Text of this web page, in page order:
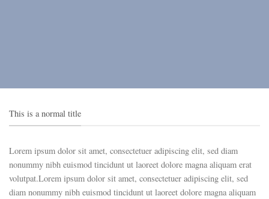
This is a normal title
Lorem ipsum dolor sit amet, consectetuer adipiscing elit, sed diam
nonummy nibh euismod tincidunt ut laoreet dolore magna aliquam erat
volutpat.Lorem ipsum dolor sit amet, consectetuer adipiscing elit, sed
diam nonummy nibh euismod tincidunt ut laoreet dolore magna aliquam